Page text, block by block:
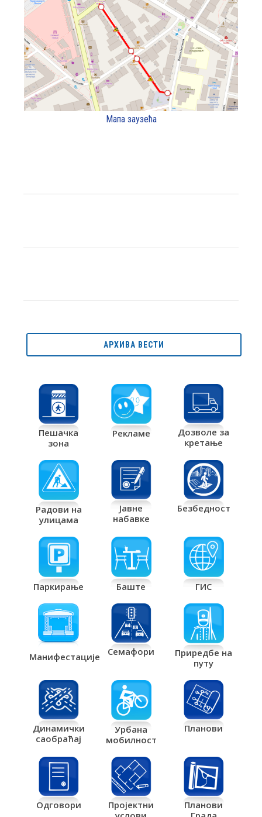
Мапа заузећа
АРХИВА ВЕСТИ
Пешачка
зона
Рекламе
Дозволе за
кретање
Радови на
улицама
Јавне
набавке
Безбедност
Паркирање Баште ГИС
Манифестације Семафори
Приредбе на
путу
Динамички
саобраћај
Урбана
мобилност
Планови
Одговори
Пројектни
Планови